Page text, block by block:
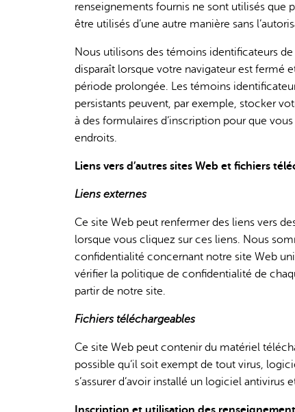
renseignements fournis ne sont utilisés que
être utilisés d’une autre manière sans
Nous utilisons des témoins identificateurs
disparaît lorsque votre navigateur est fermé
période prolongée. Les témoins
persistants peuvent, par exemple, stocker
à des formulaires d’inscription pour que
endroits.
Liens vers d’autres sites Web et fichiers
Liens externes
Ce site Web peut renfermer des liens vers
lorsque vous cliquez sur ces liens. Nous
confidentialité concernant notre site Web
vérifier la politique de confidentialité de
partir de notre site.
Fichiers téléchargeables
Ce site Web peut contenir du matériel
possible qu’il soit exempt de tout virus,
s’assurer d’avoir installé un logiciel